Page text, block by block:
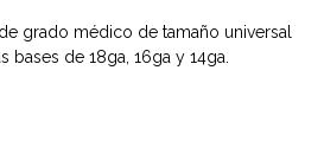
grado médico de tamaño universal
de 18ga, 16ga y 14ga.